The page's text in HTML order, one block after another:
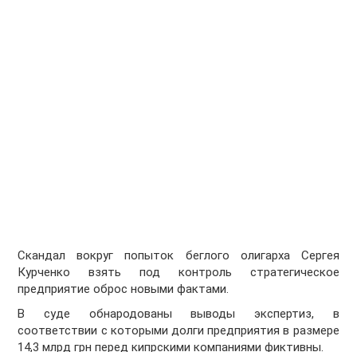
Скандал вокруг попыток беглого олигарха Сергея
Курченко взять под контроль стратегическое
предприятие оброс новыми фактами.
В суде обнародованы выводы экспертиз, в
соответствии с которыми долги предприятия в размере
14,3 млрд грн перед кипрскими компаниями фиктивны.